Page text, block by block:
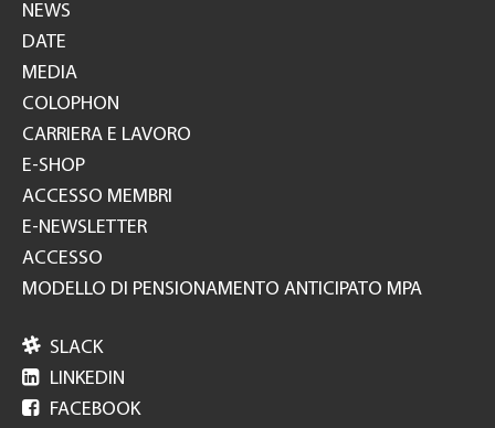
NEWS
DATE
MEDIA
COLOPHON
CARRIERA E LAVORO
E-SHOP
ACCESSO MEMBRI
E-NEWSLETTER
ACCESSO
MODELLO DI PENSIONAMENTO ANTICIPATO MPA
 SLACK
 LINKEDIN
 FACEBOOK